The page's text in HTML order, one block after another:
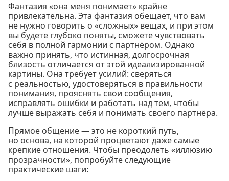
Фантазия «она меня понимает» крайне
привлекательна. Эта фантазия обещает, что вам
не нужно говорить о «сложных» вещах, и при этом
вы будете глубоко поняты, сможете чувствовать
себя в полной гармонии с партнёром. Однако
важно принять, что истинная, долгосрочная
близость отличается от этой идеализированной
картины. Она требует усилий: сверяться
с реальностью, удостоверяться в правильности
понимания, прояснять свои сообщения,
исправлять ошибки и работать над тем, чтобы
лучше выражать себя и понимать своего партнёра.
Прямое общение — это не короткий путь,
но основа, на которой процветают даже самые
крепкие отношения. Чтобы преодолеть «иллюзию
прозрачности», попробуйте следующие
практические шаги: